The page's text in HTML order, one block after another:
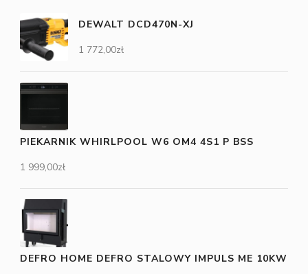
DEWALT DCD470N-XJ
1 772,00zł
PIEKARNIK WHIRLPOOL W6 OM4 4S1 P BSS
1 999,00zł
DEFRO HOME DEFRO STALOWY IMPULS ME 10KW